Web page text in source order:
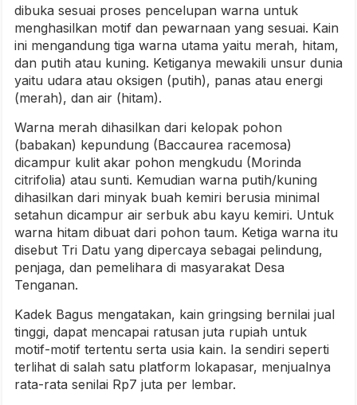
dibuka sesuai proses pencelupan warna untuk
menghasilkan motif dan pewarnaan yang sesuai. Kain
ini mengandung tiga warna utama yaitu merah, hitam,
dan putih atau kuning. Ketiganya mewakili unsur dunia
yaitu udara atau oksigen (putih), panas atau energi
(merah), dan air (hitam).
Warna merah dihasilkan dari kelopak pohon
(babakan) kepundung (Baccaurea racemosa)
dicampur kulit akar pohon mengkudu (Morinda
citrifolia) atau sunti. Kemudian warna putih/kuning
dihasilkan dari minyak buah kemiri berusia minimal
setahun dicampur air serbuk abu kayu kemiri. Untuk
warna hitam dibuat dari pohon taum. Ketiga warna itu
disebut Tri Datu yang dipercaya sebagai pelindung,
penjaga, dan pemelihara di masyarakat Desa
Tenganan.
Kadek Bagus mengatakan, kain gringsing bernilai jual
tinggi, dapat mencapai ratusan juta rupiah untuk
motif-motif tertentu serta usia kain. Ia sendiri seperti
terlihat di salah satu platform lokapasar, menjualnya
rata-rata senilai Rp7 juta per lembar.